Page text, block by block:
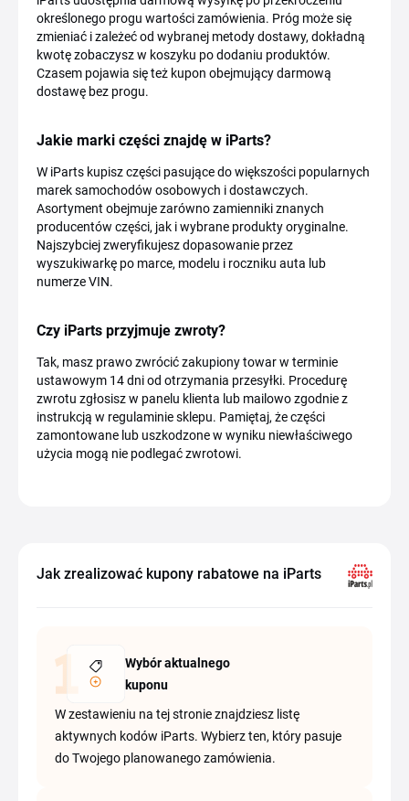
określonego progu wartości zamówienia. Próg może się
zmieniać i zależeć od wybranej metody dostawy, dokładną
kwotę zobaczysz w koszyku po dodaniu produktów.
Czasem pojawia się też kupon obejmujący darmową
dostawę bez progu.
Jakie marki części znajdę w iParts?
W iParts kupisz części pasujące do większości popularnych
marek samochodów osobowych i dostawczych.
Asortyment obejmuje zarówno zamienniki znanych
producentów części, jak i wybrane produkty oryginalne.
Najszybciej zweryfikujesz dopasowanie przez
wyszukiwarkę po marce, modelu i roczniku auta lub
numerze VIN.
Czy iParts przyjmuje zwroty?
Tak, masz prawo zwrócić zakupiony towar w terminie
ustawowym 14 dni od otrzymania przesyłki. Procedurę
zwrotu zgłosisz w panelu klienta lub mailowo zgodnie z
instrukcją w regulaminie sklepu. Pamiętaj, że części
zamontowane lub uszkodzone w wyniku niewłaściwego
użycia mogą nie podlegać zwrotowi.
Jak zrealizować kupony rabatowe na iParts
Wybór aktualnego
kuponu
W zestawieniu na tej stronie znajdziesz listę
aktywnych kodów iParts. Wybierz ten, który pasuje
do Twojego planowanego zamówienia.